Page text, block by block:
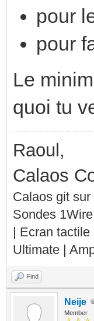
pour
pour
Le
quoi tu
Raoul,
Calaos
Calaos git
Sondes
| Ecran
Ultimate |
Find
Neije
Member